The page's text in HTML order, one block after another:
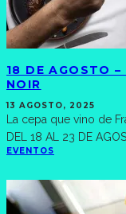
18 DE AGOSTO
NOIR
13 AGOSTO, 2025
La cepa que vino de
DEL 18 AL 23 DE
EVENTOS